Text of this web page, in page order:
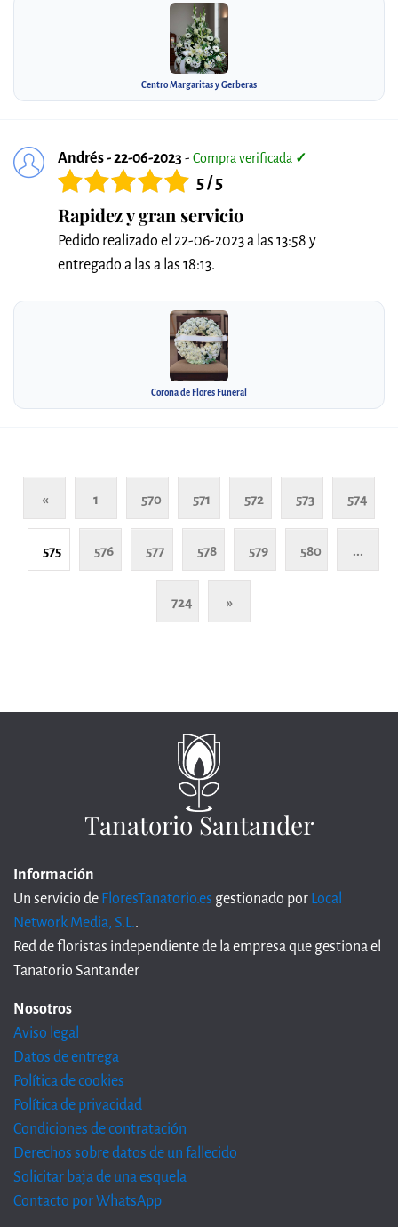
Centro Margaritas y Gerberas
Andrés - 22-06-2023 - Compra verificada ✓
5 / 5
Rapidez y gran servicio
Pedido realizado el 22-06-2023 a las 13:58 y
entregado a las a las 18:13.
Corona de Flores Funeral
« 1 570 571 572 573 574
575 576 577 578 579 580 ...
724 »
Tanatorio Santander
Información
Un servicio de FloresTanatorio.es gestionado por Local
Network Media, S.L..
Red de floristas independiente de la empresa que gestiona el
Tanatorio Santander
Nosotros
Aviso legal
Datos de entrega
Política de cookies
Política de privacidad
Condiciones de contratación
Derechos sobre datos de un fallecido
Solicitar baja de una esquela
Contacto por WhatsApp